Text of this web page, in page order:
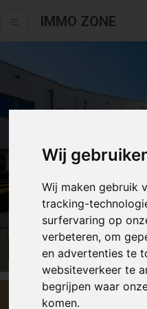
Wij
Wij maken gebruik
tracking-
surfervaring op
verbeteren, om
en advertenties te
websiteverkeer te
begrijpen waar
komen.
IMMO ZONE
Alle fotos
Prijs op aanvraag